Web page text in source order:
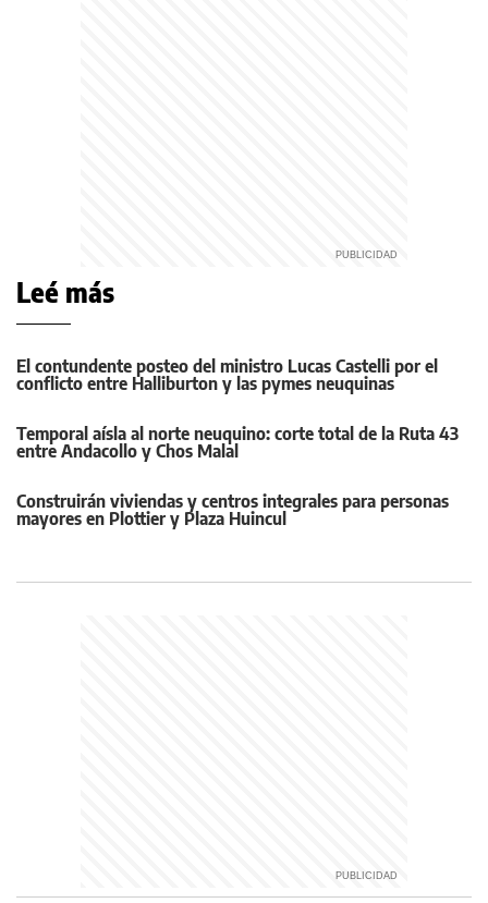
Leé más
El contundente posteo del ministro Lucas Castelli por el
conflicto entre Halliburton y las pymes neuquinas
Temporal aísla al norte neuquino: corte total de la Ruta 43
entre Andacollo y Chos Malal
Construirán viviendas y centros integrales para personas
mayores en Plottier y Plaza Huincul